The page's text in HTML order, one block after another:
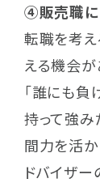
④販売職に
転職を考
える機会が
「誰にも負
持って強み
間力を活か
ドバイザ